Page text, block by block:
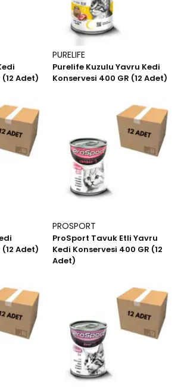
Adet)
PURELIFE
Purelife Kuzulu Yavru Kedi
Konservesi 400 GR (12 Adet)
Adet)
PROSPORT
ProSport Tavuk Etli Yavru
Kedi Konservesi 400 GR (12
Adet)